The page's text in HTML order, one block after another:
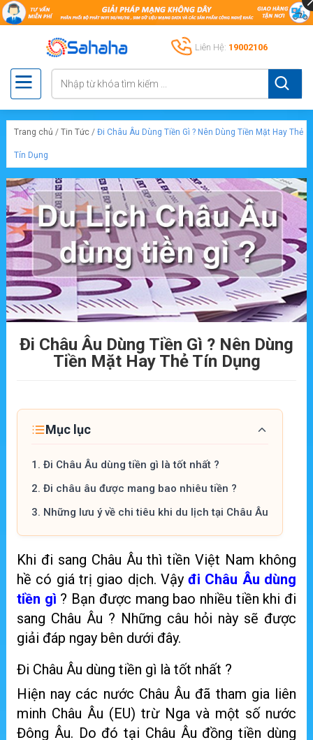
Liên Hệ: 19002106
Trang chủ / Tin Tức / Đi Châu Âu Dùng Tiền Gì ? Nên Dùng Tiền Mặt Hay Thẻ
Tín Dụng
Đi Châu Âu Dùng Tiền Gì ? Nên Dùng
Tiền Mặt Hay Thẻ Tín Dụng
Mục lục
1. Đi Châu Âu dùng tiền gì là tốt nhất ?
2. Đi châu âu được mang bao nhiêu tiền ?
3. Những lưu ý về chi tiêu khi du lịch tại Châu Âu
Khi đi sang Châu Âu thì tiền Việt Nam không
hề có giá trị giao dịch. Vậyđi Châu Âu dùng
tiền gì ? Bạn được mang bao nhiều tiền khi đi
sang Châu Âu ? Những câu hỏi này sẽ được
giải đáp ngay bên dưới đây.
Đi Châu Âu dùng tiền gì là tốt nhất ?
Hiện nay các nước Châu Âu đã tham gia liên
minh Châu Âu (EU) trừ Nga và một số nước
Đông Âu. Do đó tại Châu Âu đồng tiền dùng